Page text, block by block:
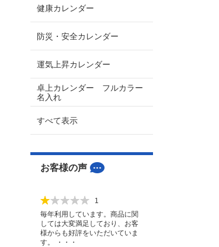
健康カレンダー
防災・安全カレンダー
運気上昇カレンダー
卓上カレンダー フルカラー
名入れ
すべて表示
お客様の声
1
毎年利用しています。商品に関
しては大変満足しており、お客
様からも好評をいただいていま
す。 ・・・